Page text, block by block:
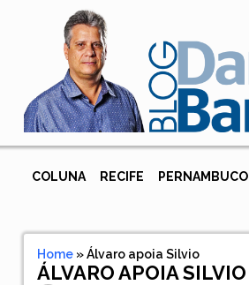
COLUNA RECIFE PERNAMBUCO
Home»Álvaro apoia Silvio
ÁLVARO APOIA SILVIO